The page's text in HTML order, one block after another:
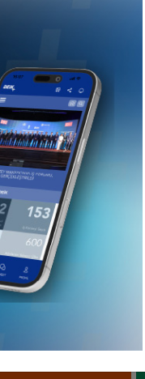
Türkiye - Kongo
Cumhuriyeti İş Konseyi
Türkiye - Mali